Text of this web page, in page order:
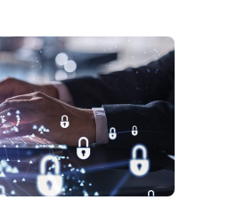
司網路管理人員保護，如今
方使用別人的線路上網，
被竊聽，第二個原因是由於
不瞭解其風險，也可能導
能導致本人手機的發話或
所